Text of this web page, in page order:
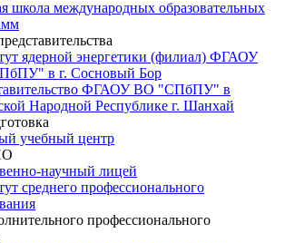
школа международных образовательных
ядерной энергетики (филиал) ФГАОУ
в г. Сосновый Бор
ФГАОУ ВО "СПбПУ" в
Народной Республике г. Шанхай
учебный центр
научный лицей
среднего профессионального
профессионального